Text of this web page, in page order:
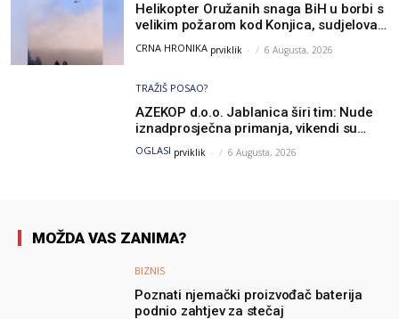
Helikopter Oružanih snaga BiH u borbi s
velikim požarom kod Konjica, sudjelovao
i Air Tractor
CRNA HRONIKA prviklik - 6 Augusta, 2026
TRAŽIŠ POSAO?
AZEKOP d.o.o. Jablanica širi tim: Nude
iznadprosječna primanja, vikendi su
slobodni, traži se više radnika
OGLASI prviklik - 6 Augusta, 2026
MOŽDA VAS ZANIMA?
BIZNIS
Poznati njemački proizvođač baterija
podnio zahtjev za stečaj